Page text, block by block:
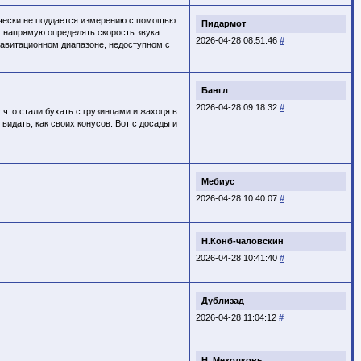
Пидармот
2026-04-28 08:51:46 #
не поддается измерению с помощью
определять скорость звука
диапазоне, недоступном с
Бангл
2026-04-28 09:18:32 #
стали бухать с грузинцами и жахоця в
как своих конусов. Вот с досады и
Мебиус
2026-04-28 10:40:07 #
Н.Конб-чаловскин
2026-04-28 10:41:40 #
Дублизад
2026-04-28 11:04:12 #